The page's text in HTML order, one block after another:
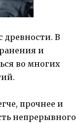
древности. В
и
во многих
прочнее и
непрерывного